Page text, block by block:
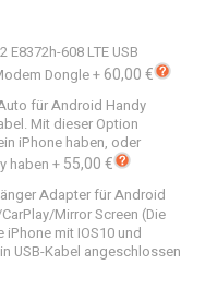
608 LTE USB
Dongle+60,00 €
für Android Handy
Mit dieser Option
iPhone haben, oder
haben + 55,00 €
Adapter für Android
Mirror Screen (Die
mit IOS10 und
USB-Kabel angeschlossen